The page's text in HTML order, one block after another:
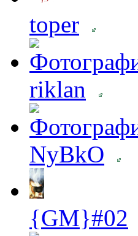
toper
riklan
NyBkO
{GM}#02